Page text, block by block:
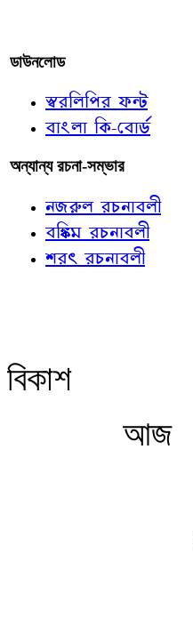
ডাউনলোড
স্বরলিপির ফন্ট
বাংলা কি-বোর্ড
অন্যান্য রচনা-সম্ভার
নজরুল রচনাবলী
বঙ্কিম রচনাবলী
শরৎ রচনাবলী
বিকাশ
আজ